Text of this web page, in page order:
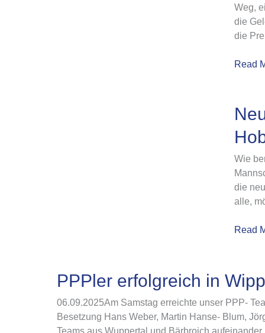
Weg,
die
die
Read
Wie
die
alle,
Neue
Spiele
–
–
neue
den
Read
PPPler erfolgreich in
06.09.2025Am Samstag erreichte unser PPP-
Besetzung Hans Weber, Martin Hanse- Blum,
PPPler
erfolgreich
in
Wipperfürth